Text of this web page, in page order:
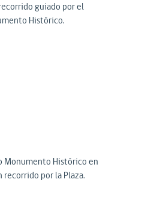
guiado por el
Histórico.
Monumento Histórico en
por la Plaza.